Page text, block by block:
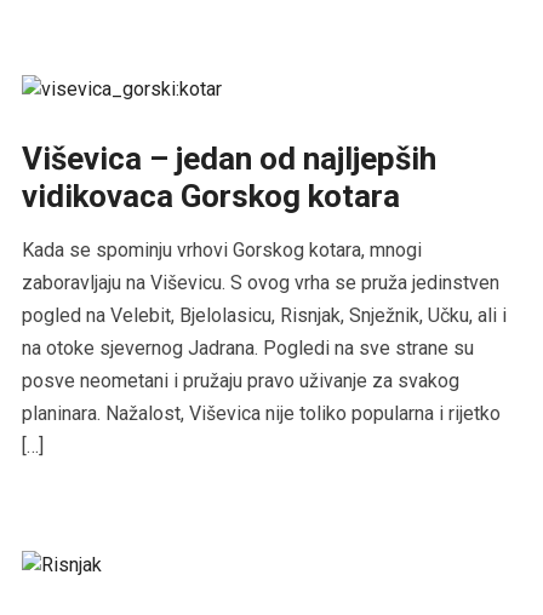
Viševica – jedan od najljepših
vidikovaca Gorskog kotara
Kada se spominju vrhovi Gorskog kotara, mnogi
zaboravljaju na Viševicu. S ovog vrha se pruža jedinstven
pogled na Velebit, Bjelolasicu, Risnjak, Snježnik, Učku, ali i
na otoke sjevernog Jadrana. Pogledi na sve strane su
posve neometani i pružaju pravo uživanje za svakog
planinara. Nažalost, Viševica nije toliko popularna i rijetko
[…]